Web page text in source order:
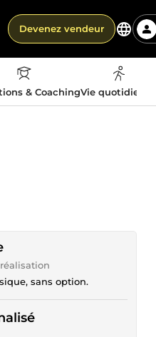
Devenez vendeur
& CoachingVie
sans option.